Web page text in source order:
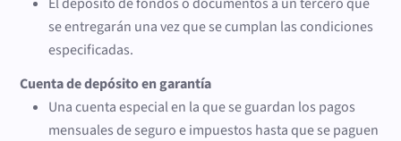
se entregarán una vez que se cumplan las condiciones
especificadas.
Cuenta de depósito en garantía
Una cuenta especial en la que se guardan los pagos
mensuales de seguro e impuestos hasta que se paguen